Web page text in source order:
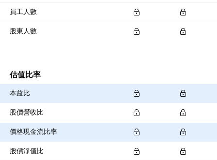
員工人數
股東人數
估值比率
本益比
股價營收比
價格現金流比率
股價淨值比